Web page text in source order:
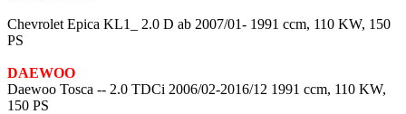
Chevrolet Epica KL1_ 2.0 D ab 2007/01- 1991 ccm, 110 KW, 150
PS
DAEWOO
Daewoo Tosca -- 2.0 TDCi 2006/02-2016/12 1991 ccm, 110 KW,
150 PS